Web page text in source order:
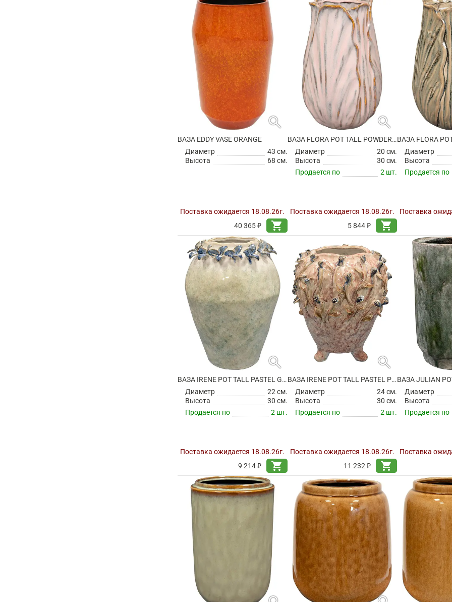
search
ВАЗА EDDY VASE ORANGE
Диаметр
43 см.
Высота
68 см.
Поставка ожидается 18.08.26г.
40 365 ₽
shopping_cart
search
ВАЗА FLORA POT TALL POWDER PINK
Диаметр
20 см.
Высота
30 см.
Продается по
2 шт.
Поставка ожидается 18.08.26г.
5 844 ₽
shopping_cart
Диаметр
Высота
Продается по
Поставка
search
ВАЗА IRENE POT TALL PASTEL GREEN
Диаметр
22 см.
Высота
30 см.
Продается по
2 шт.
Поставка ожидается 18.08.26г.
9 214 ₽
shopping_cart
search
ВАЗА IRENE POT TALL PASTEL PINK
Диаметр
24 см.
Высота
30 см.
Продается по
2 шт.
Поставка ожидается 18.08.26г.
11 232 ₽
shopping_cart
Диаметр
Высота
Продается по
Поставка